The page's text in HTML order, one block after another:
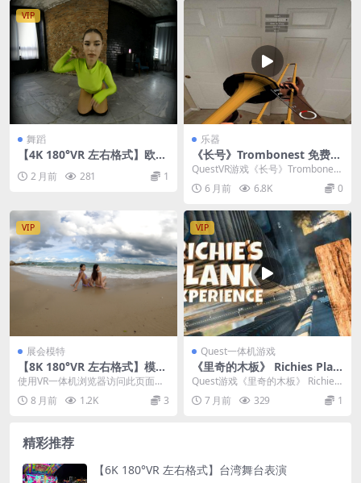
VIP
舞蹈
【4K 180°VR 左右格式】欧美
2 月前 281 1
乐器
《长号》Trombonest 免费下
载
QuestVR游戏《长号》Trombonest
成为虚拟现实中的长号演奏家，拿
起...6 月前 6.8K 0
VIP
展会模特
【8K 180°VR 左右格式】模特
海边拍摄（二）
使用VR一体机浏览器访问此页面，
全屏后选择空间格式可在线观看。
文...8 月前 1.2K 3
VIP
Quest一体机游戏
《里奇的木板》 Richies Plan
k Experience
Quest游戏《里奇的木板》 Richies
Plank Experience ...
7 月前 329 1
精彩推荐
【6K 180°VR 左右格式】台湾舞台表演